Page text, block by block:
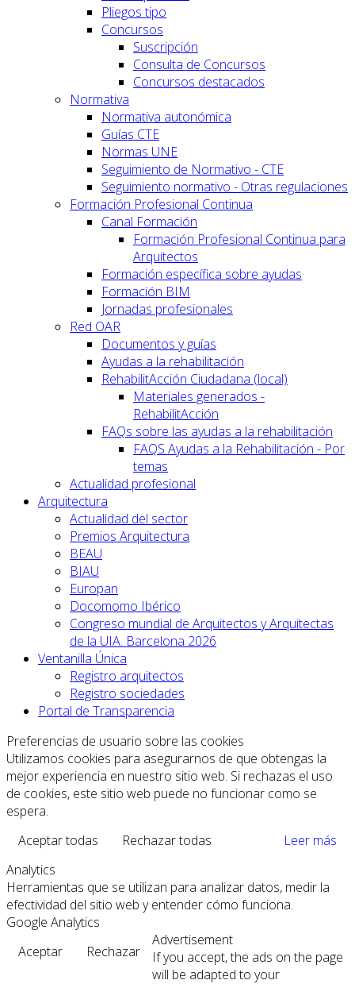
Pliegos tipo
Concursos
Suscripción
Consulta de Concursos
Concursos destacados
Normativa
Normativa autonómica
Guías CTE
Normas UNE
Seguimiento de Normativo - CTE
Seguimiento normativo - Otras regulaciones
Formación Profesional Continua
Canal Formación
Formación Profesional Continua para
Arquitectos
Formación específica sobre ayudas
Formación BIM
Jornadas profesionales
Red OAR
Documentos y guías
Ayudas a la rehabilitación
RehabilitAcción Ciudadana (local)
Materiales generados -
RehabilitAcción
FAQs sobre las ayudas a la rehabilitación
FAQS Ayudas a la Rehabilitación - Por
temas
Actualidad profesional
Arquitectura
Actualidad del sector
Premios Arquitectura
BEAU
BIAU
Europan
Docomomo Ibérico
Congreso mundial de Arquitectos y Arquitectas
de la UIA. Barcelona 2026
Ventanilla Única
Registro arquitectos
Registro sociedades
Portal de Transparencia
Preferencias de usuario sobre las cookies
Utilizamos cookies para asegurarnos de que obtengas la
mejor experiencia en nuestro sitio web. Si rechazas el uso
de cookies, este sitio web puede no funcionar como se
espera.
Aceptar todas
Rechazar todas
Leer más
Analytics
Herramientas que se utilizan para analizar datos, medir la
efectividad del sitio web y entender cómo funciona.
Google Analytics
Aceptar
Rechazar
Advertisement
If you accept, the ads on the page
will be adapted to your